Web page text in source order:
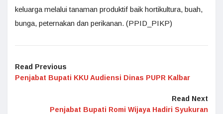
keluarga melalui tanaman produktif baik hortikultura, buah,
bunga, peternakan dan perikanan. (PPID_PIKP)
Read Previous
Penjabat Bupati KKU Audiensi Dinas PUPR Kalbar
Read Next
Penjabat Bupati Romi Wijaya Hadiri Syukuran